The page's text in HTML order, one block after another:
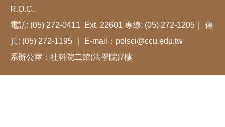
R.O.C.
電話: (05) 272-0411 Ext. 22601 專線: (05) 272-1205｜ 傳
真: (05) 272-1195 ｜ E-mail：polsci@ccu.edu.tw
系辦公室：社科院二館(法學院)7樓